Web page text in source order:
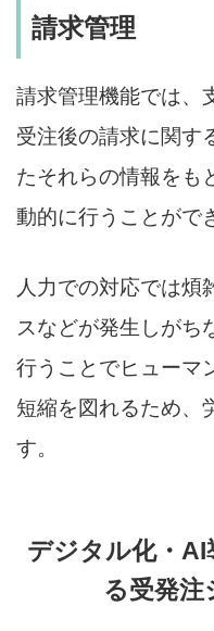
請求管理
請求管理機能では、
受注後の請求に関す
たそれらの情報をも
動的に行うことがで
人力での対応では煩
スなどが発生しがち
行うことでヒューマ
短縮を図れるため、
す。
デジタル化・AI
る受発注